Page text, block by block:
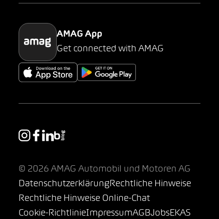
Parking
AMAG App
Get connected with AMAG
© 2026 AMAG Automobil und Motoren AG
DatenschutzerklärungRechtliche Hinweise
Rechtliche Hinweise Online-Chat
Cookie-RichtlinieImpressumAGBJobsEKAS